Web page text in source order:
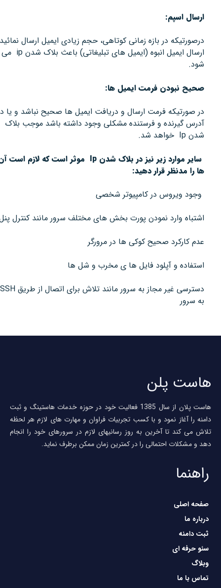
ارسال اسپم:
درصورتیکه در بازه زمانی کوتاهی، حجم زیادی ایمیل ارسال نمائید.
ارسال ایمیل انبوه (ایمیل های تبلیغاتی) باعث بلاک شدن ip می
شود.
صحیح نبودن فرمت ایمیل ها:
در صورتیکه فرمت ارسال و دریافت ایمیل ها صحیح نباشد و یا در
آدرس گیرنده و فرستنده مشکلی وجود داشته باشد موجب بلاک
شدن Ip خواهد شد.
سایر موارد زیر نیز در بلاک شدنIp موثر است که لازم است آن
ها را مدنظر قرار دهید:
وجود ویروس در کامپیوتر شخصی
اشتباه وارد نمودن پورت بخش های مختلف سرور مانند کنترل پنل
عدم کارکرد صحیح کوکی ها در مرورگر
استفاده و آپلود فایل ها ی مخرب و شل ها
دسترسی غیر مجاز به سرور مانند تلاش برای اتصال از طریق SSH
به سرور
پلن
هاست پلان از سال 1385 فعالیت خود در حوزه خدمات هاستینگ و ثبت
را آغاز نمود و با کسب تجربیات فراوان و مهارت های لازم هر لحظه
می کند تا آخرین به روز رسانیهای لازم در سرورهای خود را انجام
و مشکلات احتمالی را در کمترین زمان ممکن برطرف نماید.
راهنما
صفحه اصلی
درباره ما
ثبت دامنه
سئو حرفه ای
وبلاگ
تماس با ما